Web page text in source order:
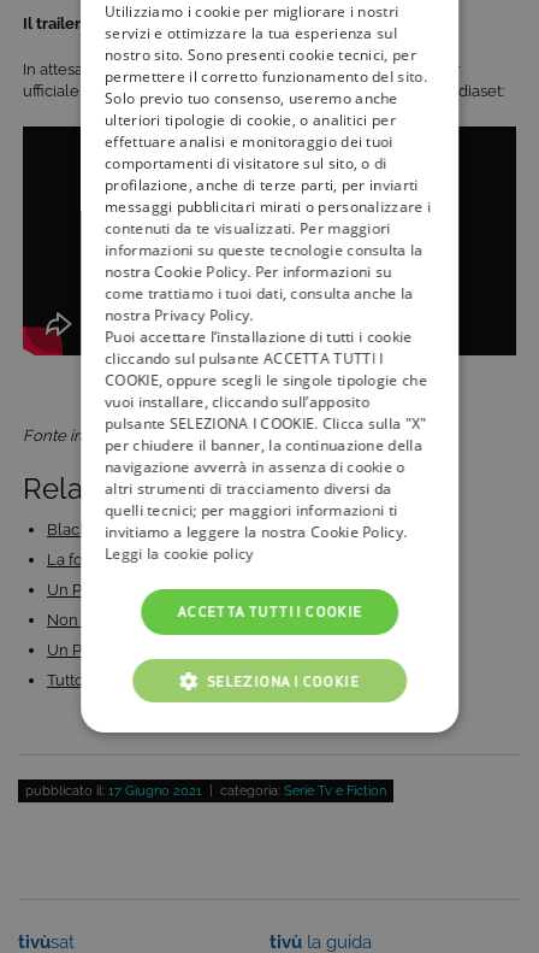
Il trailer
In attesa della messa in onda della fiction, ecco a voi il trailer
ufficiale di “ Masantonio – Sezione scomparsi ”, lanciato da Mediaset:
Fonte immagine: Mediaset Play
Related Posts:
Black Out con Alessandro Preziosi: cast, trama e…
La foresta degli scomparsi: trama e quando va in…
Un Professore 2: trama, cast e anticipazioni della…
Non Mentire: su Canale 5 la nuova fiction con…
Un Professore 2 torna su Rai 1: trama, cast,…
Tutto sulla nuova fiction di Rai 1 con Elena Sofia…
pubblicato il: 17 Giugno 2021 | categoria: Serie Tv e Fiction
tivùsat
tivù la guida
Utilizziamo i cookie per migliorare i nostri
servizi e ottimizzare la tua esperienza sul
nostro sito. Sono presenti cookie tecnici, per
permettere il corretto funzionamento del sito.
Solo previo tuo consenso, useremo anche
ulteriori tipologie di cookie, o analitici per
effettuare analisi e monitoraggio dei tuoi
comportamenti di visitatore sul sito, o di
profilazione, anche di terze parti, per inviarti
messaggi pubblicitari mirati o personalizzare i
contenuti da te visualizzati. Per maggiori
informazioni su queste tecnologie consulta la
nostra Cookie Policy. Per informazioni su
come trattiamo i tuoi dati, consulta anche la
nostra Privacy Policy.
Puoi accettare l’installazione di tutti i cookie
cliccando sul pulsante ACCETTA TUTTI I
COOKIE, oppure scegli le singole tipologie che
vuoi installare, cliccando sull’apposito
pulsante SELEZIONA I COOKIE. Clicca sulla "X"
per chiudere il banner, la continuazione della
navigazione avverrà in assenza di cookie o
altri strumenti di tracciamento diversi da
quelli tecnici; per maggiori informazioni ti
invitiamo a leggere la nostra Cookie Policy.
Leggi la cookie policy
ACCETTA TUTTI I COOKIE
SELEZIONA I COOKIE
COOKIE TECNICI
COOKIE ANALITICI